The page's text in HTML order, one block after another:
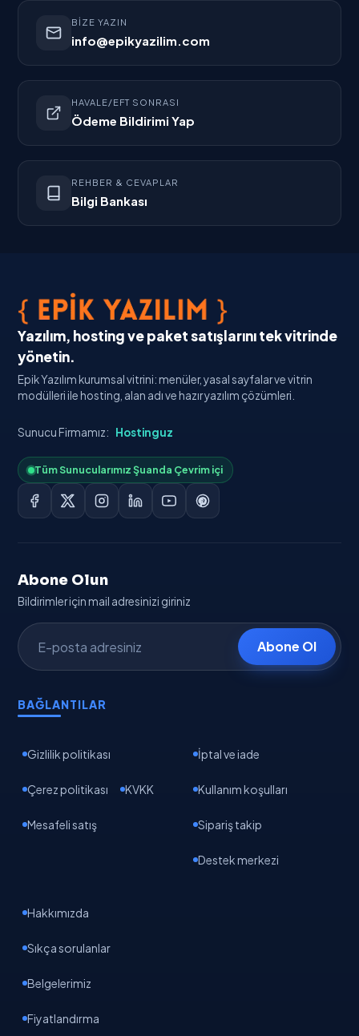
BIZE YAZIN
info@epikyazilim.com
HAVALE/EFT SONRASI
Ödeme Bildirimi Yap
REHBER & CEVAPLAR
Bilgi Bankası
Yazılım, hosting ve paket satışlarını tek vitrinde
yönetin.
Epik Yazılım kurumsal vitrini: menüler, yasal sayfalar ve vitrin
modülleri ile hosting, alan adı ve hazır yazılım çözümleri.
Sunucu Firmamız: Hostinguz
Tüm Sunucularımız Şuanda Çevrim içi
Abone Olun
Bildirimler için mail adresinizi giriniz
Abone Ol
BAĞLANTILAR
Gizlilik politikası
Çerez politikası KVKK
Mesafeli satış
İptal ve iade
Kullanım koşulları
Sipariş takip
Destek merkezi
Hakkımızda
Sıkça sorulanlar
Belgelerimiz
Fiyatlandırma
Yapay zeka asistanı · Gemini destekli